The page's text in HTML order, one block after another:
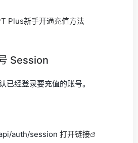
Session
已经登录要充值的账号。
auth/session 打开链接